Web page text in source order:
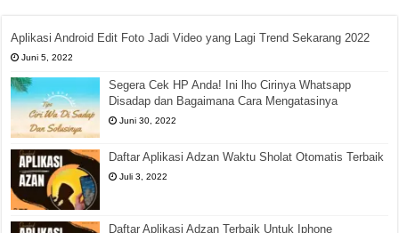
Aplikasi Android Edit Foto Jadi Video yang Lagi Trend Sekarang 2022
Juni 5, 2022
Segera Cek HP Anda! Ini lho Cirinya Whatsapp
Disadap dan Bagaimana Cara Mengatasinya
Juni 30, 2022
Daftar Aplikasi Adzan Waktu Sholat Otomatis Terbaik
Juli 3, 2022
Daftar Aplikasi Adzan Terbaik Untuk Iphone